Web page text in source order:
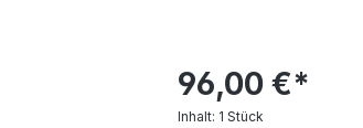
96,00 €*
Inhalt: 1 Stück